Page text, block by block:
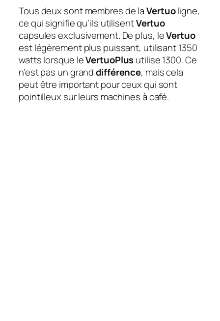
Tous deux sont membres de laVertuoligne,
ce qui signifie qu’ils utilisentVertuo
capsules exclusivement. De plus, leVertuo
est légèrement plus puissant, utilisant 1350
watts lorsque leVertuoPlusutilise 1300. Ce
n’est pas un granddifférence, mais cela
peut être important pour ceux qui sont
pointilleux sur leurs machines à café.